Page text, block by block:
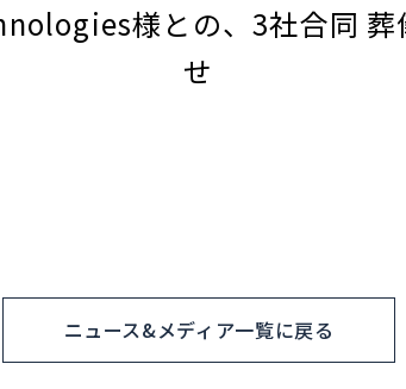
様との、3社合同
せ
ニュース&メディア一覧に戻る